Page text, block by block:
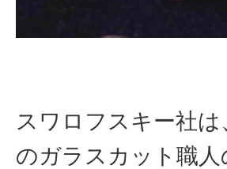
スワロフスキー社
のガラスカット職